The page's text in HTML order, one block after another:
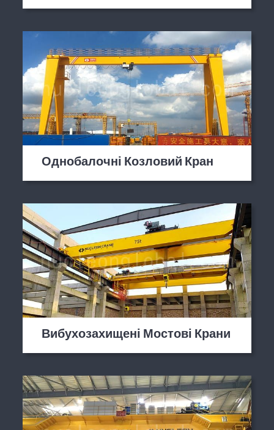
Однобалочні Козловий Кран
Вибухозахищені Мостові Крани